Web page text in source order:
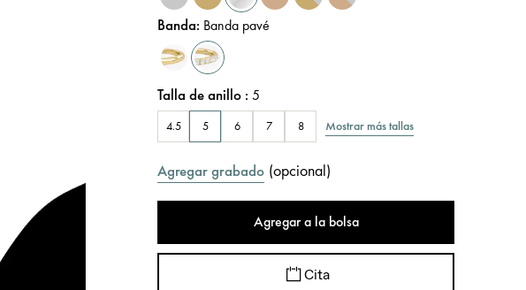
Banda: Banda pavé
Talla de anillo :5
4.5 5 6 7 8 Mostrar más tallas
Agregar grabado (opcional)
Agregar a la bolsa
Cita